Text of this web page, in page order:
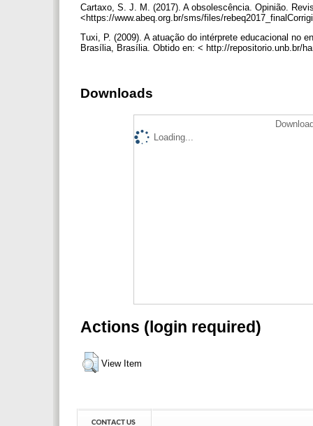
Cartaxo, S. J. M. (2017). A obsolescência. Opinião.
<https://www.abeq.org.br/sms/files/
Tuxi, P. (2009). A atuação do intérprete educacional no
Brasília, Brasília. Obtido en: < http://repositorio.unb.br/
Downloads
Loading...
Actions (login required)
View Item